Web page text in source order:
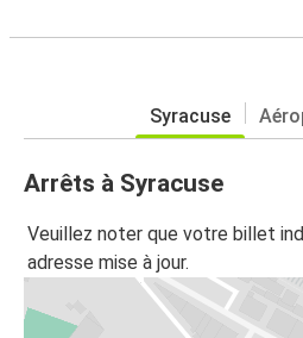
Syracuse
Arrêts à Syracuse
Veuillez noter que votre billet
adresse mise à jour.